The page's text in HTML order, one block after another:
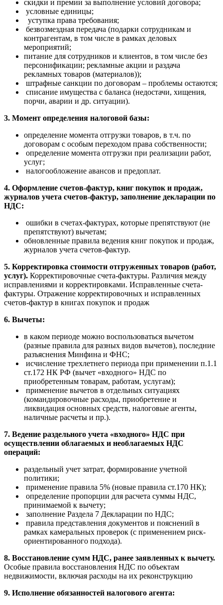
скидки и премии за выполнение условий договора;
условные единицы;
уступка права требования;
безвозмездная передача (подарки сотрудникам и
контрагентам, в том числе в рамках деловых
мероприятий;
питание для сотрудников и клиентов, в том числе без
персонификации; рекламные акции и раздача
рекламных товаров (материалов));
штрафные санкции по договорам – проблемы остаются;
списание имущества с баланса (недостачи, хищения,
порчи, аварии и др. ситуации).
3. Момент определения налоговой базы:
определение момента отгрузки товаров, в т.ч. по
договорам с особым переходом права собственности;
определение момента отгрузки при реализации работ,
услуг;
налогообложение авансов и предоплат.
4. Оформление счетов-фактур, книг покупок и продаж,
журналов учета счетов-фактур, заполнение декларации по
НДС:
ошибки в счетах-фактурах, которые препятствуют (не
препятствуют) вычетам;
обновленные правила ведения книг покупок и продаж,
журналов учета счетов-фактур.
5. Корректировка стоимости отгруженных товаров (работ,
услуг). Корректировочные счета-фактуры. Различия между
исправлениями и корректировками. Исправленные счета-
фактуры. Отражение корректировочных и исправленных
счетов-фактур в книгах покупок и продаж
6. Вычеты:
в каком периоде можно воспользоваться вычетом
(разные правила для разных видов вычетов), последние
разъяснения Минфина и ФНС;
исчисление трехлетнего периода при применении п.1.1
ст.172 НК РФ (вычет «входного» НДС по
приобретенным товарам, работам, услугам);
применение вычетов в отдельных ситуациях
(командировочные расходы, приобретение и
ликвидация основных средств, налоговые агенты,
наличные расчеты и пр.).
7. Ведение раздельного учета «входного» НДС при
осуществлении облагаемых и необлагаемых НДС
операций:
раздельный учет затрат, формирование учетной
политики;
применение правила 5% (новые правила ст.170 НК);
определение пропорции для расчета суммы НДС,
принимаемой к вычету;
заполнение Раздела 7 Декларации по НДС;
правила представления документов и пояснений в
рамках камеральных проверок (с применением риск-
ориентированного подхода).
8. Восстановление сумм НДС, ранее заявленных к вычету.
Особые правила восстановления НДС по объектам
недвижимости, включая расходы на их реконструкцию
9. Исполнение обязанностей налогового агента: